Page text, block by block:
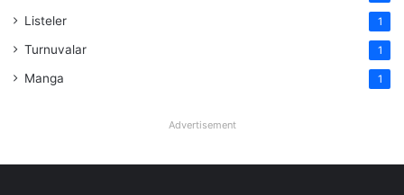
Listeler 1
Turnuvalar 1
Manga 1
Advertisement